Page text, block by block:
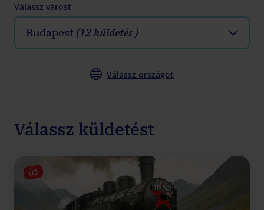
Válassz várost
Budapest (12 küldetés )
Válassz országot
Válassz küldetést
ÚJ